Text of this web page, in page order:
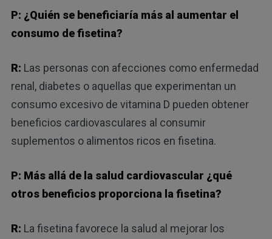
P: ¿Quién se beneficiaría más al aumentar el
consumo de fisetina?
R: Las personas con afecciones como enfermedad
renal, diabetes o aquellas que experimentan un
consumo excesivo de vitamina D pueden obtener
beneficios cardiovasculares al consumir
suplementos o alimentos ricos en fisetina.
P: Más allá de la salud cardiovascular ¿qué
otros beneficios proporciona la fisetina?
R: La fisetina favorece la salud al mejorar los